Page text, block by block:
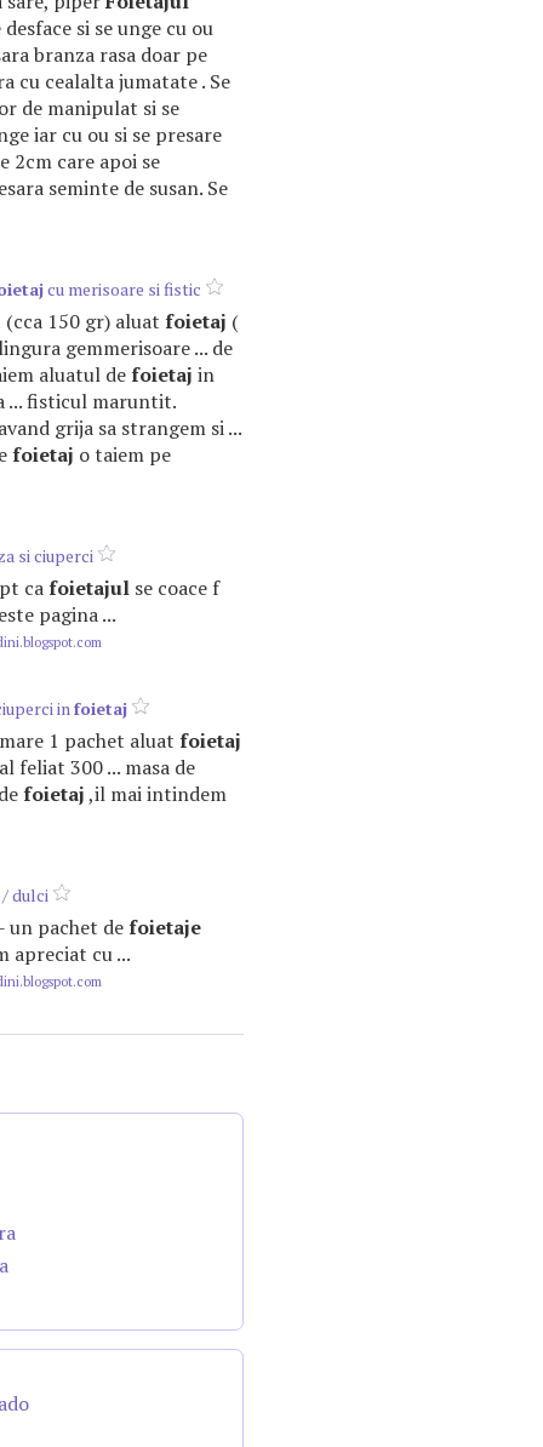
si se unge cu ou
branza rasa doar pe
cu cealalta jumatate . Se
de manipulat si se
iar cu ou si se presare
2cm care apoi se
seminte de susan. Se
cu merisoare si fistic
(cca 150 gr) aluat foietaj (
gemmerisoare ... de
aluatul defoietaj in
... fisticul maruntit.
grija sa strangem si ...
foietaj o taiem pe
si ciuperci
cafoietajul se coace f
pagina ...
infoietaj
1 pachet aluat foietaj
feliat 300 ... masa de
foietaj,il mai intindem
dulci
un pachet defoietaje
apreciat cu ...